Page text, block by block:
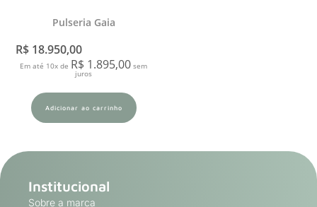
Pulseria Gaia
R$ 18.950,00
Em até 10x de R$ 1.895,00 sem
juros
Adicionar ao carrinho
Institucional
Sobre a marca